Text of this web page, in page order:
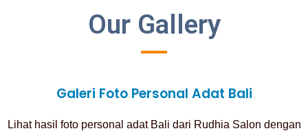
Our Gallery
Galeri Foto Personal Adat Bali
Lihat hasil foto personal adat Bali dari Rudhia Salon dengan